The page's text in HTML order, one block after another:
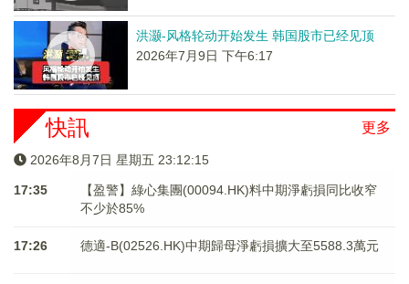
洪灏-风格轮动开始发生 韩国股市已经见顶
2026年7月9日 下午6:17
更多
快訊
2026年8月7日 星期五 23:12:15
17:35
【盈警】綠心集團(00094.HK)料中期淨虧損同比收窄
不少於85%
17:26 德適-B(02526.HK)中期歸母淨虧損擴大至5588.3萬元